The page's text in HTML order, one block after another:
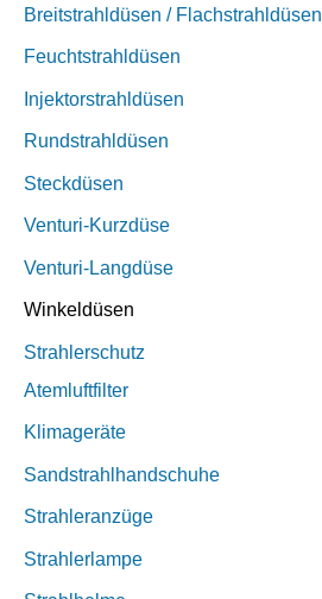
Breitstrahldüsen / Flachstrahldüsen
Feuchtstrahldüsen
Injektorstrahldüsen
Rundstrahldüsen
Steckdüsen
Venturi-Kurzdüse
Venturi-Langdüse
Winkeldüsen
Strahlerschutz
Atemluftfilter
Klimageräte
Sandstrahlhandschuhe
Strahleranzüge
Strahlerlampe